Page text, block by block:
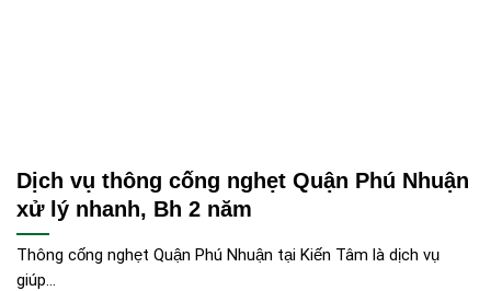
Dịch vụ thông cống nghẹt Quận Phú Nhuận
xử lý nhanh, Bh 2 năm
Thông cống nghẹt Quận Phú Nhuận tại Kiến Tâm là dịch vụ
giúp...